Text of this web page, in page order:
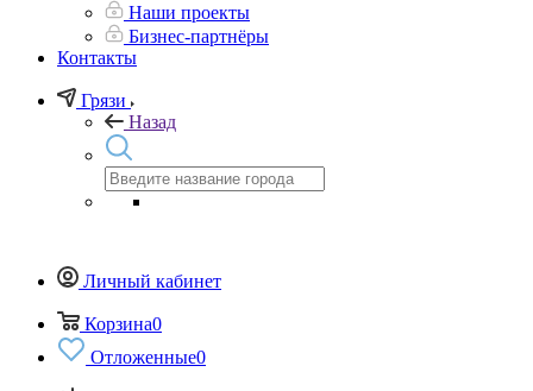
Наши проекты
Бизнес-партнёры
Контакты
Грязи
Назад
Личный кабинет
Корзина0
Отложенные0